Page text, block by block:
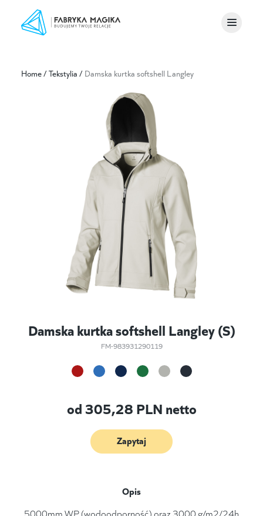
Home/Tekstylia / Damska kurtka softshell Langley
Damska kurtka softshell Langley (S)
FM-983931290119
od 305,28 PLN netto
Zapytaj
Opis
5000mm WP (wodoodporność) oraz 3000 g/m2/24h